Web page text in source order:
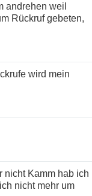
Rückruf gebeten,
nicht mehr um